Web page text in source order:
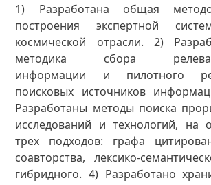
1) Разработана общая
построения экспертной
космической отрасли. 2)
методика сбора
информации и пилотного
поисковых источников
Разработаны методы поиска
исследований и технологий, на
трех подходов: графа
соавторства, лексико-
гибридного. 4) Разработано